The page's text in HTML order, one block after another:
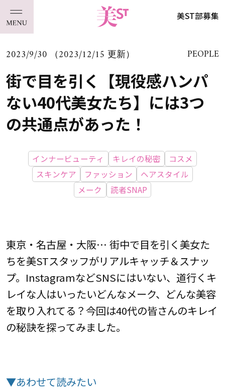
美ST部募集
2023/9/30 （2023/12/15 更新） PEOPLE
街で目を引く【現役感ハンパ
ない40代美女たち】には3つ
の共通点があった！
インナービューティ キレイの秘密
コスメ
スキンケア
ファッション
ヘアスタイル
メーク
読者SNAP
東京・名古屋・大阪… 街中で目を引く美女た
ちを美STスタッフがリアルキャッチ＆スナッ
プ。InstagramなどSNSにはいない、道行くキ
レイな人はいったいどんなメーク、どんな美容
を取り入れてる？今回は40代の皆さんのキレイ
の秘訣を探ってみました。
▼あわせて読みたい